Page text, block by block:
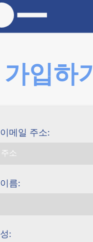
가입하기
이메일 주소:
이름:
성: